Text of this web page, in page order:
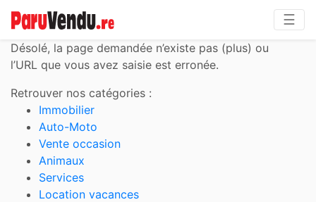
☰
Désolé, la page demandée n’existe pas (plus) ou
l’URL que vous avez saisie est erronée.
Retrouver nos catégories :
Immobilier
Auto-Moto
Vente occasion
Animaux
Services
Location vacances